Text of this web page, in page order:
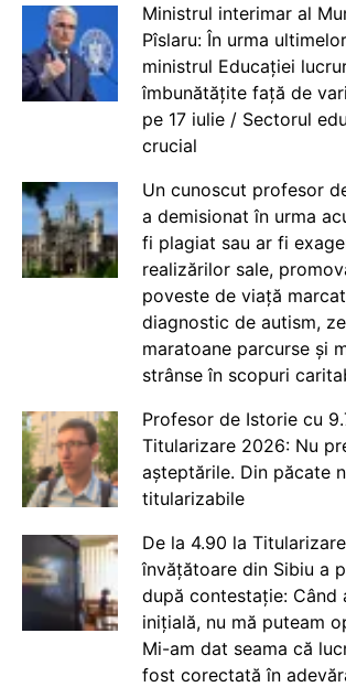
Ministrul interimar al
Pîslaru: În urma
ministrul Educației
îmbunătățite față de
pe 17 iulie / Sectorul
crucial
Un cunoscut profesor
a demisionat în urma
fi plagiat sau ar fi
realizărilor sale,
poveste de viață
diagnostic de autism,
maratoane parcurse și
strânse în scopuri
Profesor de Istorie cu
Titularizare 2026: Nu
așteptările. Din păcate
titularizabile
De la 4.90 la
învățătoare din Sibiu a
după contestație: Când
inițială, nu mă puteam
Mi-am dat seama că
fost corectată în